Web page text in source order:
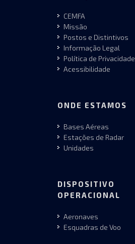
CEMFA
Missão
Postos e Distintivos
Informação Legal
Política de Privacidade
Acessibilidade
ONDE ESTAMOS
Bases Aéreas
Estações de Radar
Unidades
DISPOSITIVO
OPERACIONAL
Aeronaves
Esquadras de Voo